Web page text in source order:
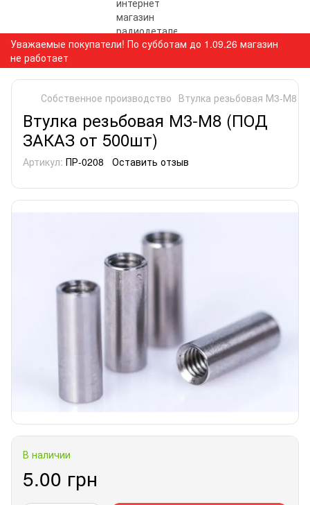
Уважаемые покупатели! По субботам до 1.09.26 магазин
не работает
Собственное производство Втулка резьбовая М3-М8
Втулка резьбовая М3-М8 (ПОД
ЗАКАЗ от 500шт)
Артикул: ПР-0208 Оставить отзыв
В наличии
5.00 грн